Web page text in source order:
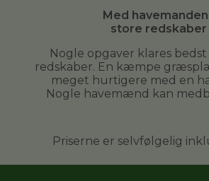
Med
store redskaber
Nogle opgaver klares
redskaber. En kæmpe
meget hurtigere med en
Nogle havemænd kan
Priserne er selvfølgelig